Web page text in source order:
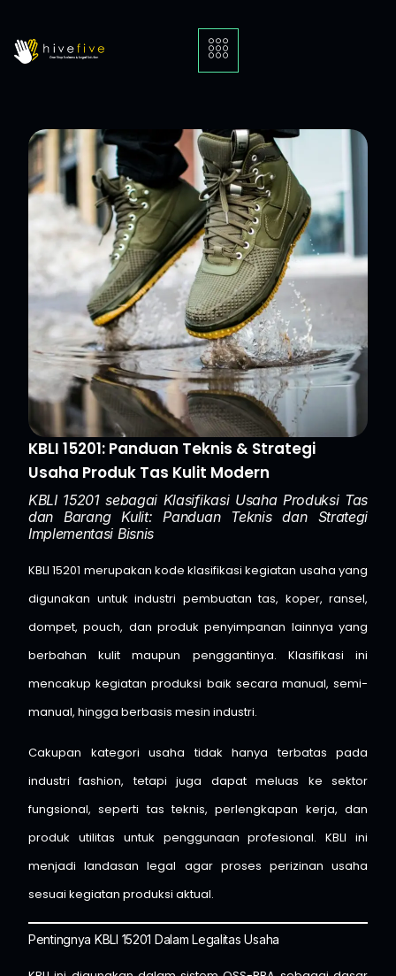
KBLI 15201: Panduan Teknis & Strategi
Usaha Produk Tas Kulit Modern
KBLI 15201 sebagai Klasifikasi Usaha Produksi Tas
dan Barang Kulit: Panduan Teknis dan Strategi
Implementasi Bisnis
KBLI 15201 merupakan kode klasifikasi kegiatan usaha yang
digunakan untuk industri pembuatan tas, koper, ransel,
dompet, pouch, dan produk penyimpanan lainnya yang
berbahan kulit maupun penggantinya. Klasifikasi ini
mencakup kegiatan produksi baik secara manual, semi-
manual, hingga berbasis mesin industri.
Cakupan kategori usaha tidak hanya terbatas pada
industri fashion, tetapi juga dapat meluas ke sektor
fungsional, seperti tas teknis, perlengkapan kerja, dan
produk utilitas untuk penggunaan profesional. KBLI ini
menjadi landasan legal agar proses perizinan usaha
sesuai kegiatan produksi aktual.
Pentingnya KBLI 15201 Dalam Legalitas Usaha